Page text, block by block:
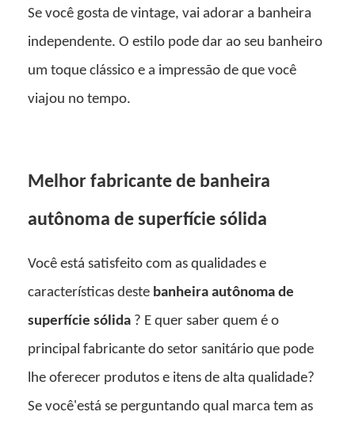
Se você gosta de vintage, vai adorar a banheira
independente. O estilo pode dar ao seu banheiro
um toque clássico e a impressão de que você
viajou no tempo.
Melhor fabricante de banheira
autônoma de superfície sólida
Você está satisfeito com as qualidades e
características deste banheira autônoma de
superfície sólida ? E quer saber quem é o
principal fabricante do setor sanitário que pode
lhe oferecer produtos e itens de alta qualidade?
Se você'está se perguntando qual marca tem as